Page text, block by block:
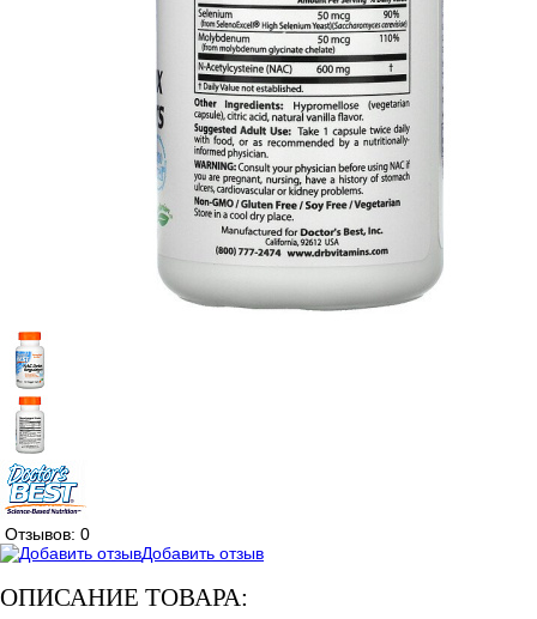
Отзывов: 0
Добавить отзыв
ОПИСАНИЕ ТОВАРА: